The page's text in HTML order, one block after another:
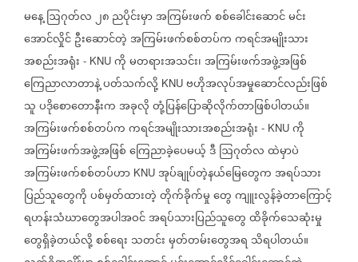
မနေ့ဩဂုတ်လ၂၈ညပိုင်းမှာအကြမ်းဖက်စစ်ခေါင်းဆောင်မင်း
အောင်လှိုင်ဦးဆောင်တဲ့အကြမ်းဖက်စစ်တပ်ကကရင်အမျိုးသား
အစည်းအရုံး - KNU ကိုမတရားအသင်း၊အကြမ်းဖက်အဖွဲ့အဖြစ်
ကြေညာလာတာနဲ့ပတ်သက်လို့ KNU ဗဟိုအလုပ်အမှုဆောင်လည်းဖြစ်
သူပဒိုစောတောနီးကအခုလိုတုံ့ပြန်ပြောဆိုလိုက်တာဖြစ်ပါတယ်။
အကြမ်းဖက်စစ်တပ်ကကရင်အမျိုးသားအစည်းအရုံး - KNU ကို
အကြမ်းဖက်အဖွဲ့အဖြစ်ကြေညာခဲ့ပေမယ့်ဒီဩဂုတ်လထဲမှာပဲ
အကြမ်းဖက်စစ်တပ်ဟာ KNU အုပ်ချုပ်တဲ့နယ်မြေတွေကအရပ်သား
ပြည်သူတွေကိုပစ်မှတ်ထားတဲ့တိုက်ခိုက်မှုတွေကျူးလွန်ခဲ့တာကြောင့်
ရဟန်းသံဃာတွေအပါအဝင်အရပ်သားပြည်သူတွေထိခိုက်သေဆုံးမှု
တွေရှိခဲ့တယ်လို့စစ်ရေး သတင်းမှတ်တမ်းတွေအရ သိရပါတယ်။